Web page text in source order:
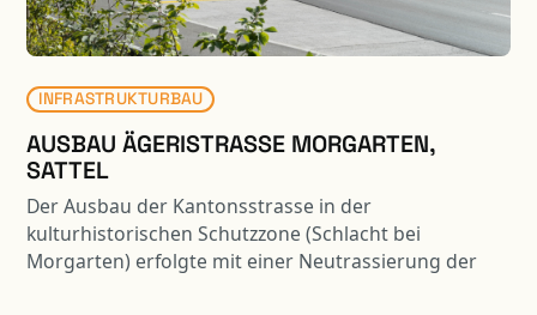
INFRASTRUKTURBAU
AUSBAU ÄGERISTRASSE MORGARTEN,
SATTEL
Der Ausbau der Kantonsstrasse in der
kulturhistorischen Schutzzone (Schlacht bei
Morgarten) erfolgte mit einer Neutrassierung der